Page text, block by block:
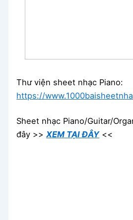
Thư viện sheet nhạc Piano:
https://
Sheet nhạc Piano/Guitar/
đây >>XEM TẠI ĐÂY<<